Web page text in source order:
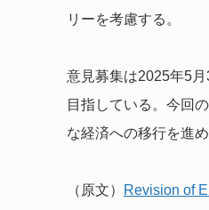
リーを考慮する。
意見募集は2025年5
目指している。今回
な経済への移行を進
（原文）
Revision of